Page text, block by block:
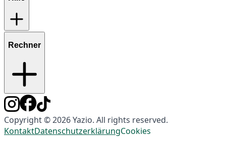
Rechner
Copyright © 2026 Yazio. All rights reserved.
KontaktDatenschutzerklärungCookies